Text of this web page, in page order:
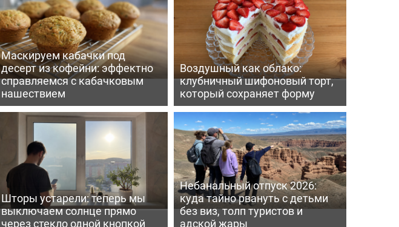
Маскируем кабачки под
десерт из кофейни: эффектно
справляемся с кабачковым
нашествием
Воздушный как облако:
клубничный шифоновый торт,
который сохраняет форму
Шторы устарели: теперь мы
выключаем солнце прямо
через стекло одной кнопкой
Небанальный отпуск 2026:
куда тайно рвануть с детьми
без виз, толп туристов и
адской жары